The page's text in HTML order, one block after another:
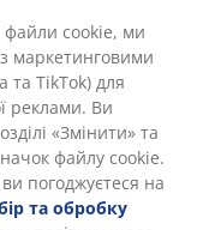
сидінню та
разом з вами,
ваші
сидіти довше.
опір
легше.
на всі три
політику